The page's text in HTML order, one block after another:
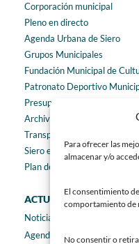
Para ofrecer las
almacenar y/o
El consentimiento
comportamiento de
No consentir o
Corporación municipal
Pleno en directo
Agenda Urbana de Siero
Grupos Municipales
Fundación Municipal de
Patronato Deportivo
Presupuestos municipales
Archivo municipal
Transparencia
Siero en Cifras
Plan de igualdad
ACTUALIDAD
Noticias
Agenda